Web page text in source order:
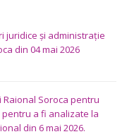
juridice şi administraţie
din 04 mai 2026
Soroca pentru
a fi analizate la
din 6 mai 2026.